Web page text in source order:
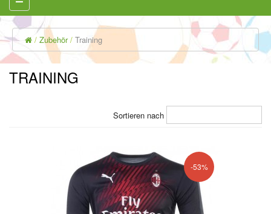
Zubehör Training
TRAINING
Sortieren nach
-53%